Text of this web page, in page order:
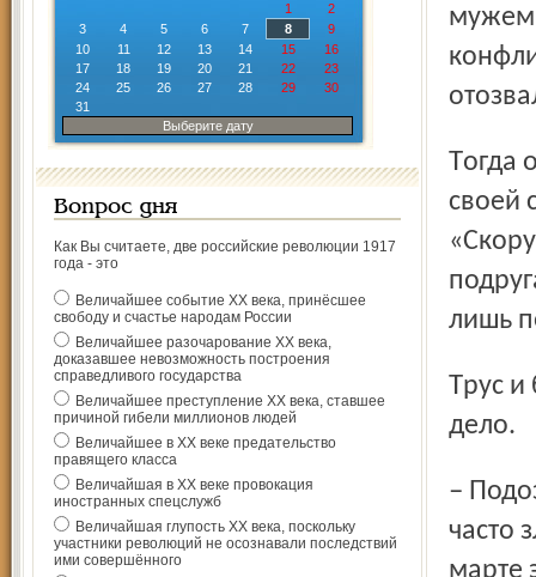
1
2
3
4 5 6 7 8
9
10
11 12 13 14 15
16
17
18 19 20 21 22
23
24
25 26 27 28 29
30
31
Выберите дату
Вопрос дня
Как Вы считаете, две российские революции 1917
года - это
Величайшее событие ХХ века, принёсшее
свободу и счастье народам России
Величайшее разочарование ХХ века,
доказавшее невозможность построения
справедливого государства
Величайшее преступление ХХ века, ставшее
причиной гибели миллионов людей
Величайшее в ХХ веке предательство
правящего класса
Величайшая в ХХ веке провокация
иностранных спецслужб
Величайшая глупость ХХ века, поскольку
участники революций не осознавали последствий
ими совершённого
Тогда оскорблённый схватил нож и вонзил его в грудь
своей
лишь
Трус и беглец был задержан. На него завели уголовное
дело.
– Подозреваемый ранее не судим, работает грузчиком,
часто
марте